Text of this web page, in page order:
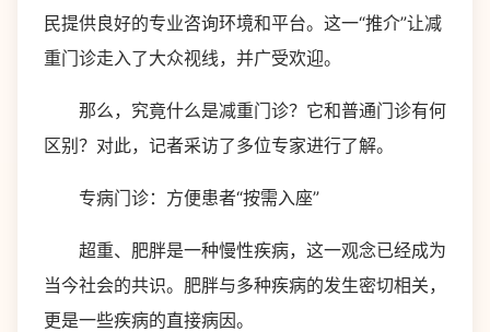
民提供良好的专业咨询环境和平台。这一“推介”让减
重门诊走入了大众视线，并广受欢迎。
那么，究竟什么是减重门诊？它和普通门诊有何
区别？对此，记者采访了多位专家进行了解。
专病门诊：方便患者“按需入座”
超重、肥胖是一种慢性疾病，这一观念已经成为
当今社会的共识。肥胖与多种疾病的发生密切相关，
更是一些疾病的直接病因。